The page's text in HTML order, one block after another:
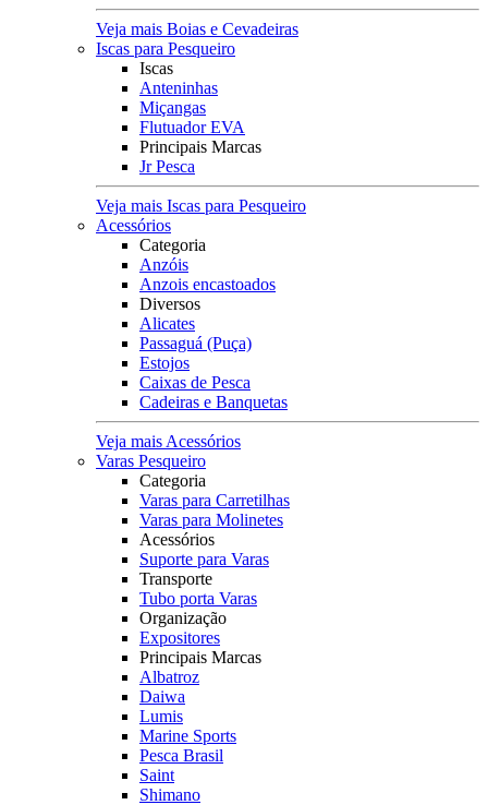
Veja mais Boias e Cevadeiras
Iscas para Pesqueiro
Iscas
Anteninhas
Miçangas
Flutuador EVA
Principais Marcas
Jr Pesca
Veja mais Iscas para Pesqueiro
Acessórios
Categoria
Anzóis
Anzois encastoados
Diversos
Alicates
Passaguá (Puça)
Estojos
Caixas de Pesca
Cadeiras e Banquetas
Veja mais Acessórios
Varas Pesqueiro
Categoria
Varas para Carretilhas
Varas para Molinetes
Acessórios
Suporte para Varas
Transporte
Tubo porta Varas
Organização
Expositores
Principais Marcas
Albatroz
Daiwa
Lumis
Marine Sports
Pesca Brasil
Saint
Shimano